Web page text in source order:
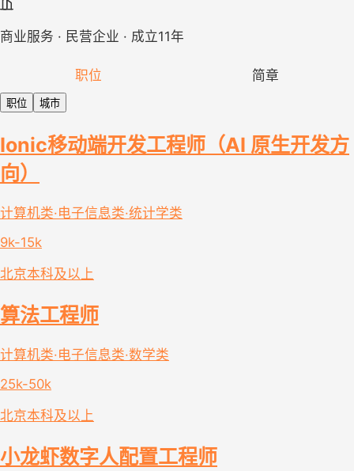
商业服务 · 民营企业 · 成立11年
职位 简章
职位 城市
Ionic移动端开发工程师（AI 原生开发方
向）
计算机类·电子信息类·统计学类
9k-15k
北京本科及以上
算法工程师
计算机类·电子信息类·数学类
25k-50k
北京本科及以上
小龙虾数字人配置工程师